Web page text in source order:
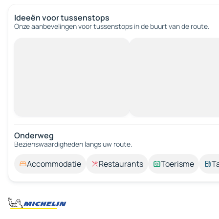
Ideeën voor tussenstops
Onze aanbevelingen voor tussenstops in de buurt van de route.
Onderweg
Bezienswaardigheden langs uw route.
Accommodatie Restaurants Toerisme